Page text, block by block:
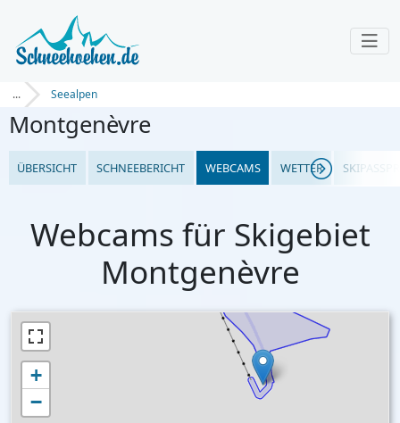
... Seealpen
Montgenèvre
ÜBERSICHT SCHNEEBERICHT WEBCAMS WETTER
Webcams für Skigebiet
Montgenèvre
+
−